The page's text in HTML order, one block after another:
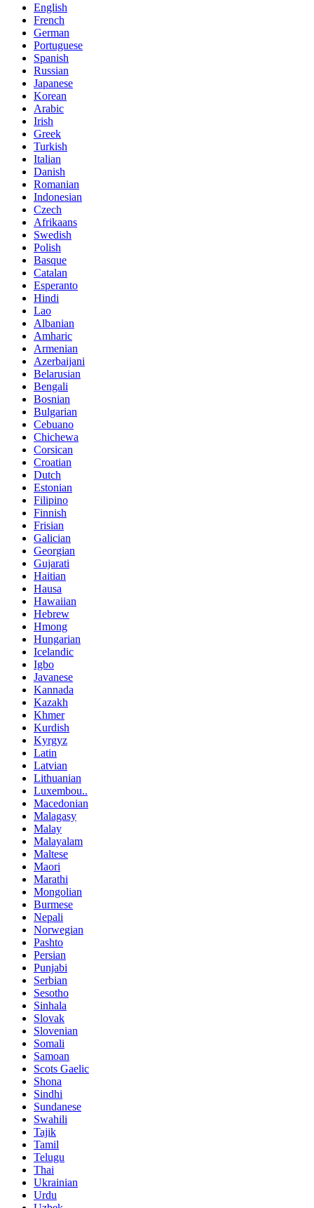
English
French
German
Portuguese
Spanish
Russian
Japanese
Korean
Arabic
Irish
Greek
Turkish
Italian
Danish
Romanian
Indonesian
Czech
Afrikaans
Swedish
Polish
Basque
Catalan
Esperanto
Hindi
Lao
Albanian
Amharic
Armenian
Azerbaijani
Belarusian
Bengali
Bosnian
Bulgarian
Cebuano
Chichewa
Corsican
Croatian
Dutch
Estonian
Filipino
Finnish
Frisian
Galician
Georgian
Gujarati
Haitian
Hausa
Hawaiian
Hebrew
Hmong
Hungarian
Icelandic
Igbo
Javanese
Kannada
Kazakh
Khmer
Kurdish
Kyrgyz
Latin
Latvian
Lithuanian
Luxembou..
Macedonian
Malagasy
Malay
Malayalam
Maltese
Maori
Marathi
Mongolian
Burmese
Nepali
Norwegian
Pashto
Persian
Punjabi
Serbian
Sesotho
Sinhala
Slovak
Slovenian
Somali
Samoan
Scots Gaelic
Shona
Sindhi
Sundanese
Swahili
Tajik
Tamil
Telugu
Thai
Ukrainian
Urdu